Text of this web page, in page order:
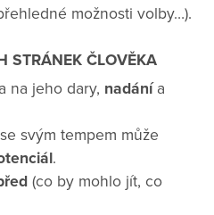
možnosti volby…).
STRÁNEK ČLOVĚKA
na jeho dary, nadánía
svým tempem může
.
(co by mohlo jít, co